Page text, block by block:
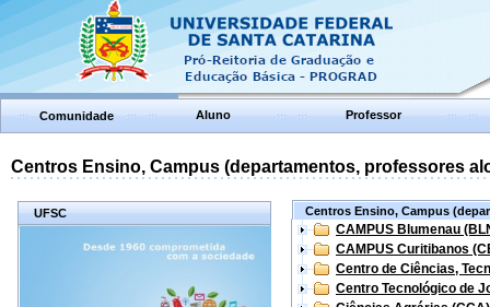
Comunidade Aluno Professor
Centros Ensino, Campus (departamentos, professores
UFSC Centros Ensino, Campus
CAMPUS Blumenau
CAMPUS Curitibanos
Centro de Ciências,
Centro Tecnológico de